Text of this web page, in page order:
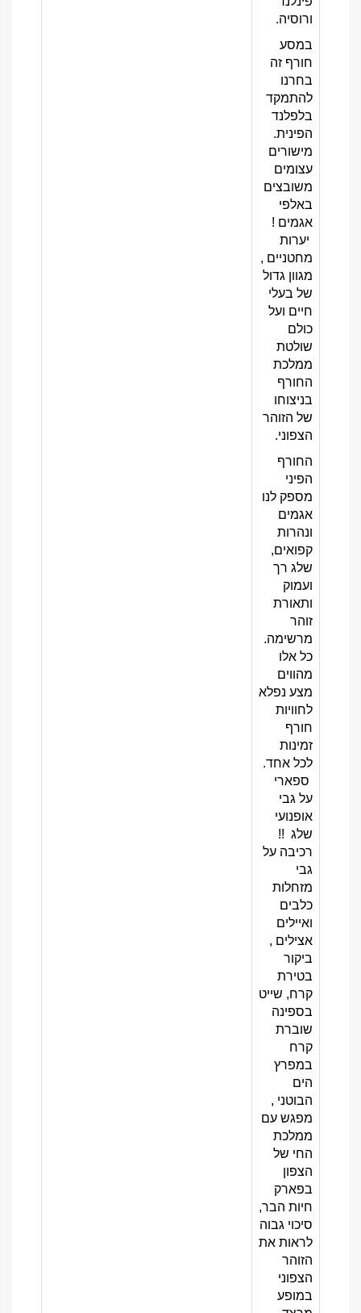
ורוסיה.
במסע
חורף זה
בחרנו
להתמקד
בלפלנד
הפינית.
מישורים
עצומים
משובצים
באלפי
אגמים !
יערות
מחטניים ,
מגוון גדול
של בעלי
חיים ועל
כולם
שולטת
ממלכת
החורף
בניצוחו
של הזוהר
הצפוני.
החורף
הפיני
מספק לנו
אגמים
ונהרות
קפואים,
שלג רך
ועמוק
ותאורת
זוהר
מרשימה.
כל אלו
מהווים
מצע נפלא
לחוויות
חורף
זמינות
לכל אחד.
ספארי
על גבי
אופנועי
שלג !!
רכיבה על
גבי
מזחלות
כלבים
ואיילים
אצילים ,
ביקור
בטירת
קרח, שייט
בספינה
שוברת
קרח
במפרץ
הים
הבוטני ,
מפגש עם
ממלכת
החי של
הצפון
בפארק
חיות הבר,
סיכוי גבוה
לראות את
הזוהר
הצפוני
במופע